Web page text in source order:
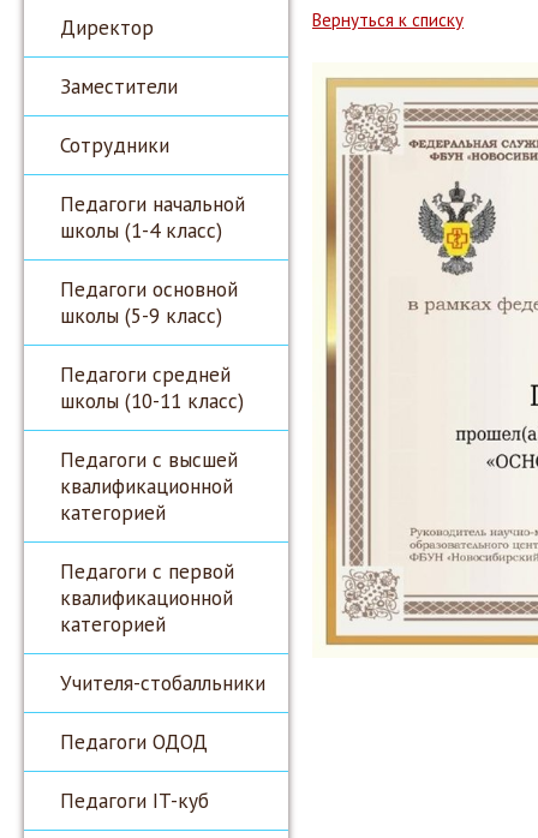
Директор
Заместители
Сотрудники
Педагоги начальной
школы (1-4 класс)
Педагоги основной
школы (5-9 класс)
Педагоги средней
школы (10-11 класс)
Педагоги с высшей
квалификационной
категорией
Педагоги с первой
квалификационной
категорией
Учителя-стобалльники
Педагоги ОДОД
Педагоги IT-куб
Вернуться к списку